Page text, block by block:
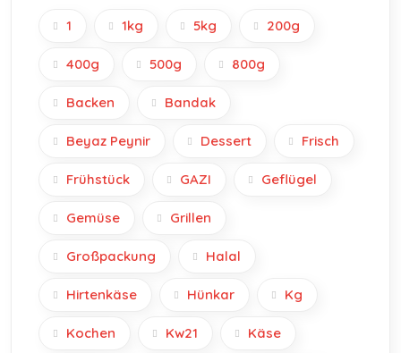
1 1kg 5kg 200g
400g 500g 800g
Backen Bandak
Beyaz Peynir Dessert Frisch
Frühstück GAZI Geflügel
Gemüse Grillen
Großpackung Halal
Hirtenkäse Hünkar Kg
Kochen Kw21 Käse